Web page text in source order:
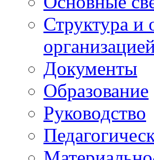
Структура и
Документы
Образование
Руководство